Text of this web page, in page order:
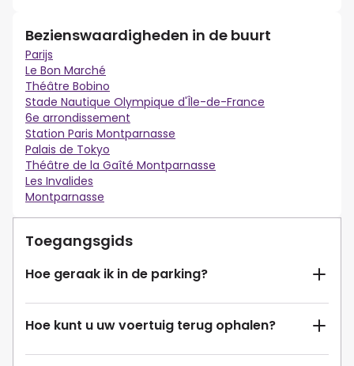
Bezienswaardigheden in de buurt
Parijs
Le Bon Marché
Théâtre Bobino
Stade Nautique Olympique d'Île-de-France
6e arrondissement
Station Paris Montparnasse
Palais de Tokyo
Théâtre de la Gaîté Montparnasse
Les Invalides
Montparnasse
Toegangsgids
Hoe geraak ik in de parking?
Hoe kunt u uw voertuig terug ophalen?